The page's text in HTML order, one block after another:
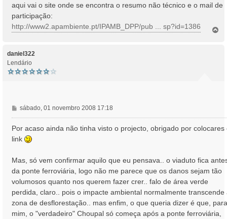
aqui vai o site onde se encontra o resumo não técnico e o mail de
participação:
http://www2.apambiente.pt/IPAMB_DPP/pub ... sp?id=1386
daniel322
Lendário
M
e
a
e
m
sábado, 01 novembro 2008 17:18
Por acaso ainda não tinha visto o projecto, obrigado por colocares
link
Mas, só vem confirmar aquilo que eu pensava.. o viaduto fica
da ponte ferroviária, logo não me parece que os danos sejam tão
volumosos quanto nos querem fazer crer.. falo de área verde
perdida, claro.. pois o impacte ambiental normalmente transcende
zona de desflorestação.. mas enfim, o que queria dizer é que, para
mim, o "verdadeiro" Choupal só começa após a ponte ferroviária,